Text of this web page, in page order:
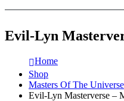
Evil-Lyn
Home
Shop
Masters Of The Universe
Evil-Lyn Masterverse –